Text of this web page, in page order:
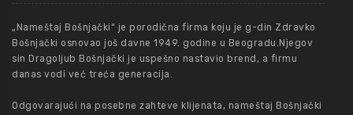
„Nameštaj Bošnjački“ je porodična firma koju je g-din Zdravko
Bošnjački osnovao još davne 1949. godine u Beogradu.Njegov
sin Dragoljub Bošnjački je uspešno nastavio brend, a firmu
danas vodi već treća generacija.
Odgovarajući na posebne zahteve klijenata, nameštaj Bošnjački